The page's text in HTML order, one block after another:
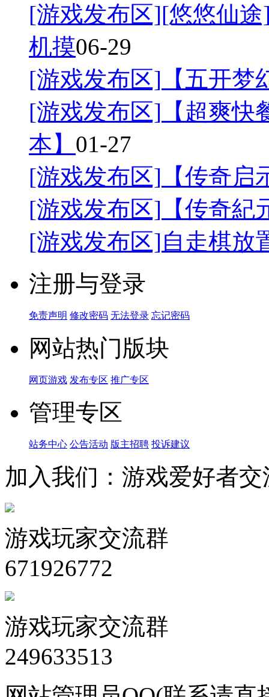
[游戏发布区][悠悠仙
机摸06-29
[游戏发布区] 【五开
[游戏发布区] 【超爽
本】 01-27
[游戏发布区] 【传奇
[游戏发布区] 【传奇
[游戏发布区]自走棋放
注册与登录
免责声明 修改密码 无法登录 忘记密码
网站热门版块
网页游戏 发布专区 推广专区
管理专区
站务中心 公告活动 版主招聘 投诉建议
加入我们：游戏爱好者交
游戏玩家交流群
671926772
游戏玩家交流群
249633513